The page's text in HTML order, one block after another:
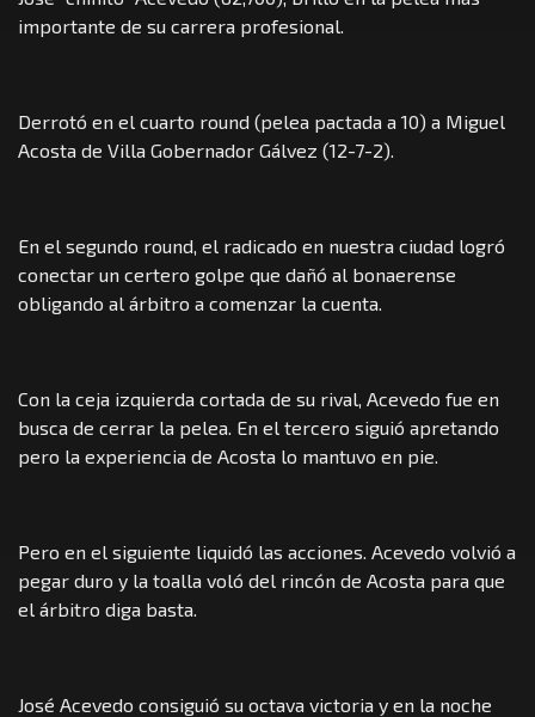
importante de su carrera profesional.
Derrotó en el cuarto round (pelea pactada a 10) a Miguel
Acosta de Villa Gobernador Gálvez (12-7-2).
En el segundo round, el radicado en nuestra ciudad logró
conectar un certero golpe que dañó al bonaerense
obligando al árbitro a comenzar la cuenta.
Con la ceja izquierda cortada de su rival, Acevedo fue en
busca de cerrar la pelea. En el tercero siguió apretando
pero la experiencia de Acosta lo mantuvo en pie.
Pero en el siguiente liquidó las acciones. Acevedo volvió a
pegar duro y la toalla voló del rincón de Acosta para que
el árbitro diga basta.
José Acevedo consiguió su octava victoria y en la noche